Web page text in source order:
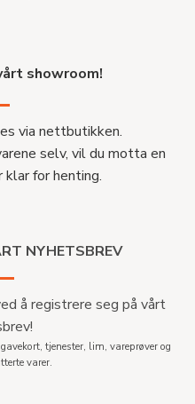
showroom!
via nettbutikken.
selv, vil du motta en
klar for henting.
NYHETSBREV
å registrere seg på vårt
tjenester, lim, vareprøver og
varer.